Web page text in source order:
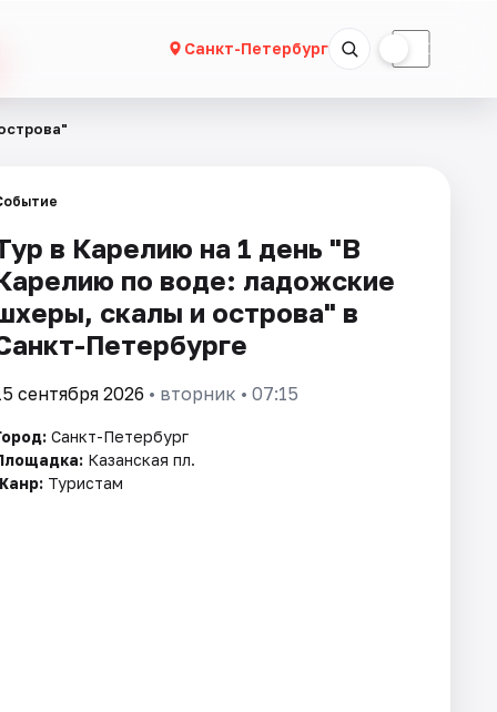
Санкт-Петербург ☾
в Карелию на 1 день "В
по воде: ладожские
скалы и острова" в
Петербурге
сентября 2026 • вторник • 07:15
Санкт-Петербург
Казанская пл.
Туристам